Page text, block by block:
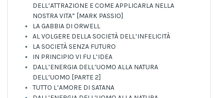
DELL’ATTRAZIONE E COME APPLICARLA NELLA
NOSTRA VITA” [MARK PASSIO]
LA GABBIA DI ORWELL
AL VOLGERE DELLA SOCIETÀ DELL’INFELICITÀ
LA SOCIETÀ SENZA FUTURO
IN PRINCIPIO VI FU L’IDEA
DALL’ENERGIA DELL’UOMO ALLA NATURA
DELL’UOMO [PARTE 2]
TUTTO L’AMORE DI SATANA